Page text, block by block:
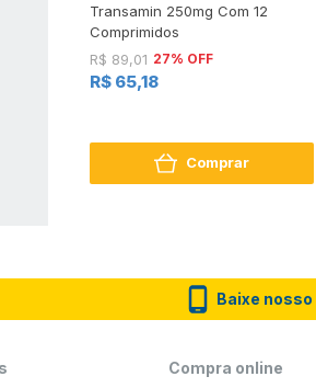
Transamin 250mg Com 12
Comprimidos
R$ 89,01 27% OFF
R$ 65,18
Comprar
Baixe nosso
Compra online